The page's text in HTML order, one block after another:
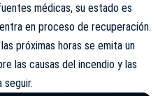
médicas, su estado es
en proceso de recuperación.
próximas horas se emita un
las causas del incendio y las
seguir.